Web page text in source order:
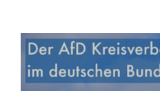
Zeige
grösseres
Bild